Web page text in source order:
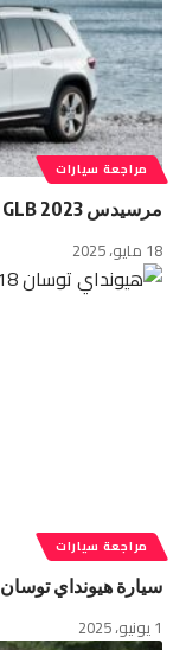
مراجعة سيارات
مرسيدس GLB 2023 : المواصفات والسعر والأداء
18 مايو، 2025
مراجعة سيارات
سيارة هيونداي توسان 2018 : المواصفات والسعر والأداء
1 يونيو، 2025